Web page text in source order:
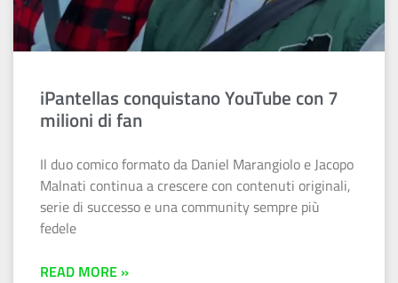
iPantellas conquistano YouTube con 7
milioni di fan
Il duo comico formato da Daniel Marangiolo e Jacopo
Malnati continua a crescere con contenuti originali,
serie di successo e una community sempre più
fedele
READ MORE »